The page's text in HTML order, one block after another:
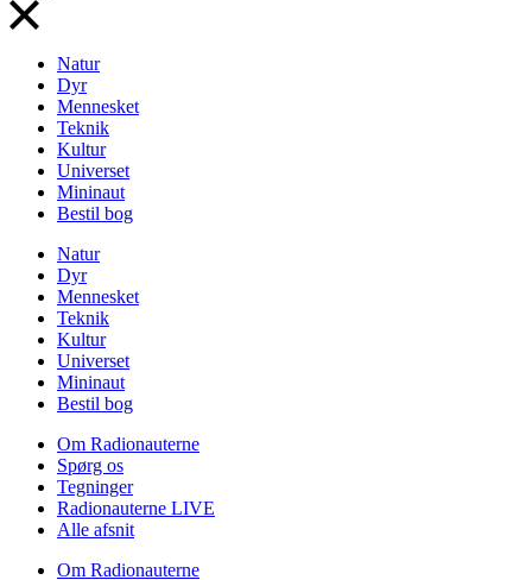
Natur
Dyr
Mennesket
Teknik
Kultur
Universet
Mininaut
Bestil bog
Natur
Dyr
Mennesket
Teknik
Kultur
Universet
Mininaut
Bestil bog
Om Radionauterne
Spørg os
Tegninger
Radionauterne LIVE
Alle afsnit
Om Radionauterne